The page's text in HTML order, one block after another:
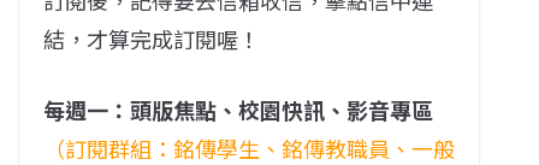
結，才算完成訂閱喔！
每週一：頭版焦點、校園快訊、影音專區
（訂閱群組：銘傳學生、銘傳教職員、一般